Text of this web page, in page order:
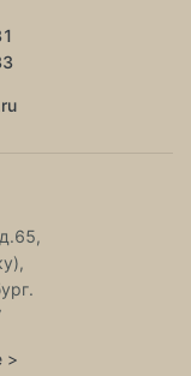
>